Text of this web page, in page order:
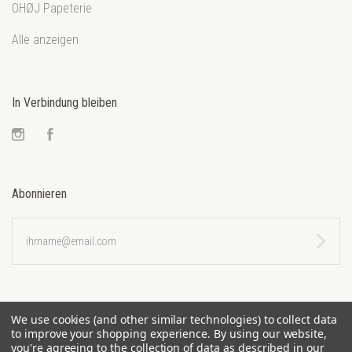
OHØJ Papeterie
Alle anzeigen
In Verbindung bleiben
Instagram
Abonnieren
We use cookies (and other similar technologies) to collect data
to improve your shopping experience. By using our website,
you're agreeing to the collection of data as described in our